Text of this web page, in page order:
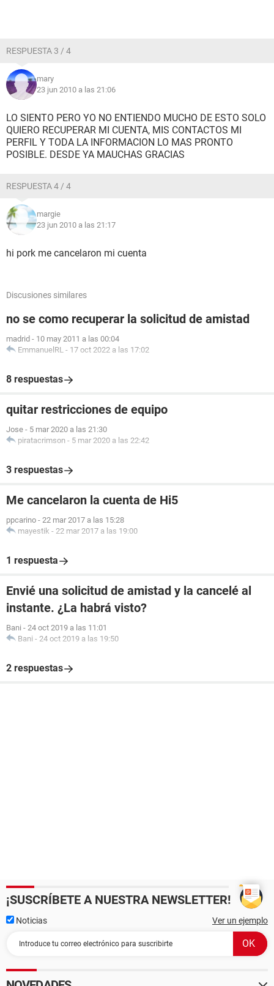
RESPUESTA 3 / 4
mary
23 jun 2010 a las 21:06
LO SIENTO PERO YO NO ENTIENDO MUCHO DE ESTO SOLO
QUIERO RECUPERAR MI CUENTA, MIS CONTACTOS MI
PERFIL Y TODA LA INFORMACION LO MAS PRONTO
POSIBLE. DESDE YA MAUCHAS GRACIAS
RESPUESTA 4 / 4
margie
23 jun 2010 a las 21:17
hi pork me cancelaron mi cuenta
Discusiones similares
no se como recuperar la solicitud de amistad
madrid - 10 may 2011 a las 00:04
EmmanuelRL - 17 oct 2022 a las 17:02
8 respuestas
quitar restricciones de equipo
Jose - 5 mar 2020 a las 21:30
piratacrimson - 5 mar 2020 a las 22:42
3 respuestas
Me cancelaron la cuenta de Hi5
ppcarino - 22 mar 2017 a las 15:28
mayestik - 22 mar 2017 a las 19:00
1 respuesta
Envié una solicitud de amistad y la cancelé al
instante. ¿La habrá visto?
Bani - 24 oct 2019 a las 11:01
Bani - 24 oct 2019 a las 19:50
2 respuestas
¡SUSCRÍBETE A NUESTRA NEWSLETTER!
Noticias Ver un ejemplo